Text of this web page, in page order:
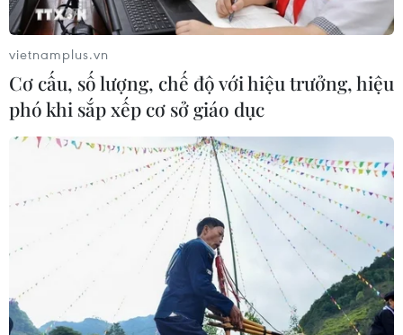
Mỹ can thiệp khẩn cấp, ngăn
Israel mở rộng đòn trừng phạt
Hezbollah
07/08/2026 02:31
Syria: Nổ xe buýt gần thủ đô
Damascus khiến 2 người chết và 13
người bị thương
07/08/2026 00:50
Lực lượng Houthi tấn công quân đội
Yemen, ít nhất 45 binh sỹ thương
vietnamplus.vn
Cơ cấu, số lượng, chế độ với hiệu trưởng, hiệu
phó khi sắp xếp cơ sở giáo dục